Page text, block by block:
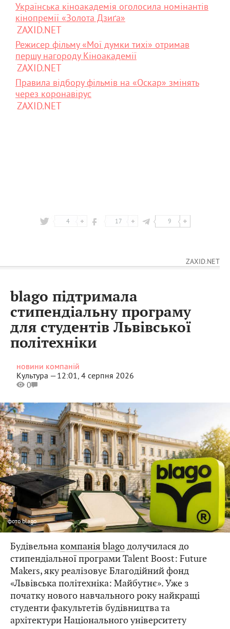
Українська кіноакадемія оголосила номінантів
кінопремії «Золота Дзиґа»
ZAXID.NET
Режисер фільму «Мої думки тихі» отримав
першу нагороду Кіноакадемії
ZAXID.NET
Правила відбору фільмів на «Оскар» змінять
через коронавірус
ZAXID.NET
4 17 9
ZAXID.NET
blago підтримала
стипендіальну програму
для студентів Львівської
політехніки
новини компаній
Культура —12:01, 4 серпня 2026
0
фотоblago
Будівельна компанія blago долучилася до
стипендіальної програми Talent Boost: Future
Makers, яку реалізовує Благодійний фонд
«Львівська політехніка: Майбутнє». Уже з
початку нового навчального року найкращі
студенти факультетів будівництва та
архітектури Національного університету